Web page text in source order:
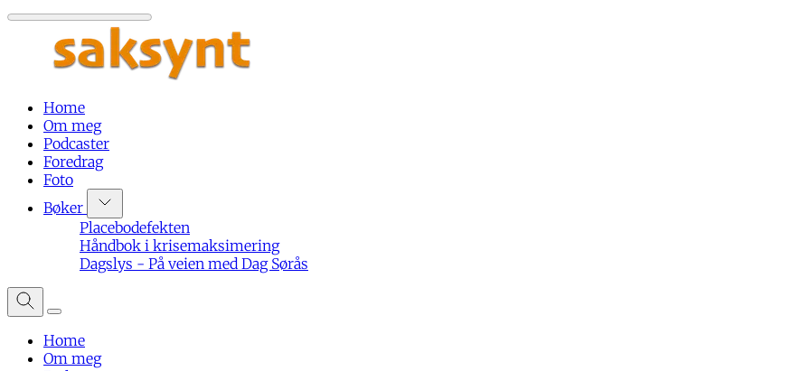
Home
Om meg
Podcaster
Foredrag
Foto
Bøker
Placebodefekten
Håndbok i krisemaksimering
Dagslys - På veien med Dag Sørås
Home
Om meg